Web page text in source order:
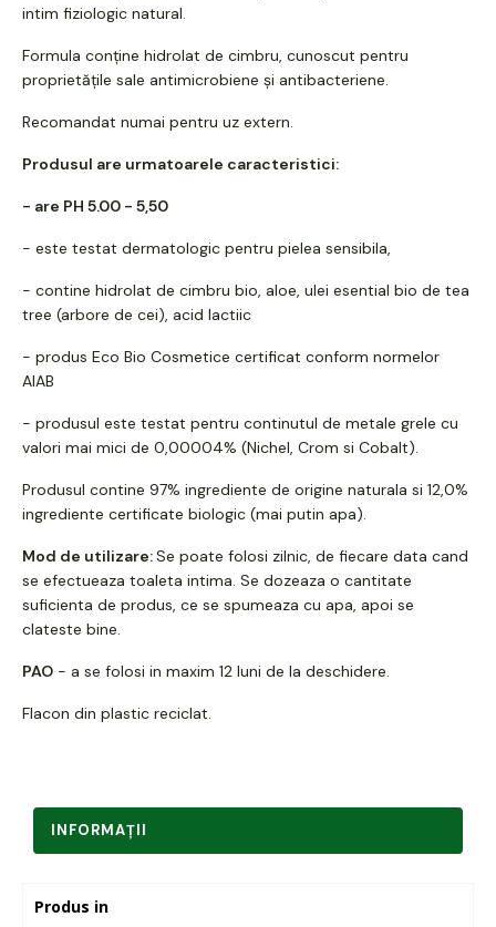
intim fiziologic natural.
Formula conține hidrolat de cimbru, cunoscut pentru
proprietățile sale antimicrobiene și antibacteriene.
Recomandat numai pentru uz extern.
Produsul are urmatoarele caracteristici:
- are PH 5.00 - 5,50
- este testat dermatologic pentru pielea sensibila,
- contine hidrolat de cimbru bio, aloe, ulei esential bio de tea
tree (arbore de cei), acid lactiic
- produs Eco Bio Cosmetice certificat conform normelor
AIAB
- produsul este testat pentru continutul de metale grele cu
valori mai mici de 0,00004% (Nichel, Crom si Cobalt).
Produsul contine 97% ingrediente de origine naturala si 12,0%
ingrediente certificate biologic (mai putin apa).
Mod de utilizare:Se poate folosi zilnic, de fiecare data cand
se efectueaza toaleta intima. Se dozeaza o cantitate
suficienta de produs, ce se spumeaza cu apa, apoi se
clateste bine.
PAO - a se folosi in maxim 12 luni de la deschidere.
Flacon din plastic reciclat.
INFORMAŢII
Produs in